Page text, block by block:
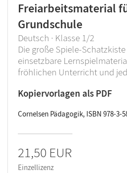
Freiarbeitsmaterial
Grundschule
Deutsch · Klasse 1/2
Die große Spiele-Schatzkiste
einsetzbare
fröhlichen Unterricht und
Kopiervorlagen als PDF
Cornelsen Pädagogik, ISBN 978-3-
21,50 EUR
Einzellizenz